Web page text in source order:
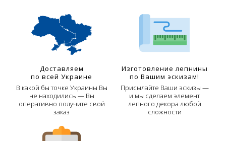
Доставляем
по всей Украине
В какой бы точке Украины Вы
не находились — Вы
оперативно получите свой
заказ
Изготовление лепнины
по Вашим эскизам!
Присылайте Ваши эскизы —
и мы сделаем элемент
лепного декора любой
сложности